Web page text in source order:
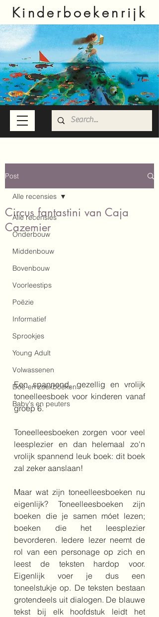
Kinderboekenrijk
Post
Alle recensies
Onderbouw
Middenbouw
Bovenbouw
Voorleestips
Poëzie
Informatief
Sprookjes
Young Adult
Volwassenen
Doe-en zoekboeken
Baby's en peuters
Alle recensies
Circus fantastini van Caja
Cazemier
Een spannend, gezellig en vrolijk
toneelleesboek voor kinderen vanaf
groep 6.
Toneelleesboeken zorgen voor veel
leesplezier en dan helemaal zo'n
vrolijk spannend leuk boek: dit boek
zal zeker aanslaan!
Maar wat zijn toneelleesboeken nu
eigenlijk? Toneelleesboeken zijn
boeken die je samen móet lezen;
boeken die het leesplezier
bevorderen. Iedere lezer neemt de
rol van een personage op zich en
leest de teksten hardop voor.
Eigenlijk voer je dus een
toneelstukje op. De teksten bestaan
grotendeels uit dialogen. De blauwe
tekst bij elk hoofdstuk leidt het